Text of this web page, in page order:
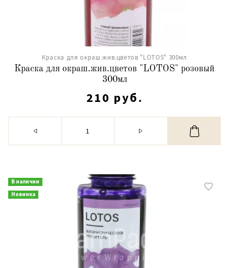
Краска для окраш.жив.цветов "LOTOS" 300мл
Краска для окраш.жив.цветов "LOTOS" розовый
300мл
210 руб.
В наличии
Новинка